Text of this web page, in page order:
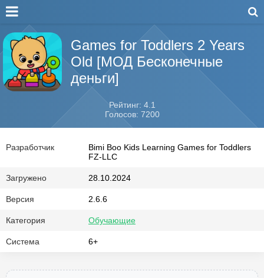
Games for Toddlers 2 Years
Old [МОД Бесконечные
деньги]
Рейтинг: 4.1
Голосов: 7200
Разработчик
Bimi Boo Kids Learning Games for Toddlers
FZ-LLC
Загружено 28.10.2024
Версия 2.6.6
Категория Обучающие
Система 6+